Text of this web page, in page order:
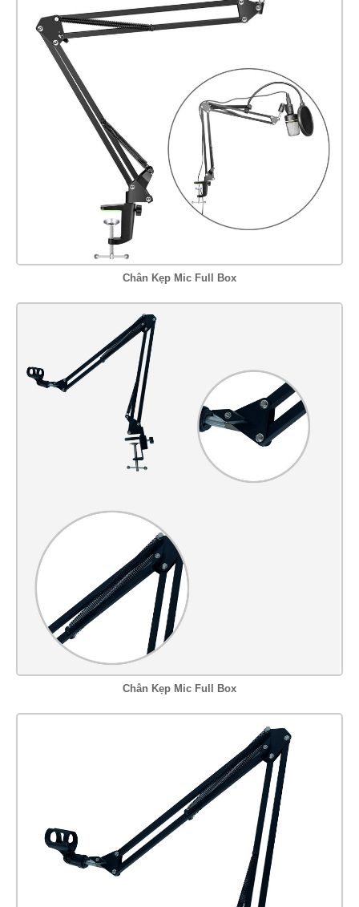
Chân Kẹp Mic Full Box
Chân Kẹp Mic Full Box